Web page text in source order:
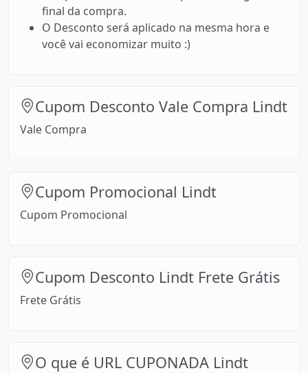
final da compra.
O Desconto será aplicado na mesma hora e
você vai economizar muito :)
Cupom Desconto Vale Compra Lindt
Vale Compra
Cupom Promocional Lindt
Cupom Promocional
Cupom Desconto Lindt Frete Grátis
Frete Grátis
O que é URL CUPONADA Lindt